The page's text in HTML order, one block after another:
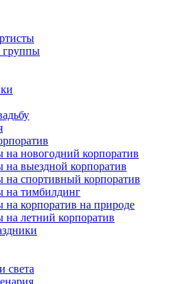
группы
на новогодний корпоратив
на выездной корпоратив
на спортивный корпоратив
на тимбилдинг
на корпоратив на природе
на летний корпоратив
света